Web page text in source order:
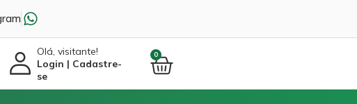
Olá, visitante!
Login | Cadastre-
se
0